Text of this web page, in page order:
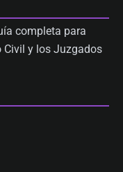
completa para
Civil y los Juzgados